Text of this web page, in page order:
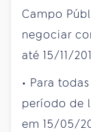
Campo
negociar
até 15/11/
• Para
período de
em 15/05/